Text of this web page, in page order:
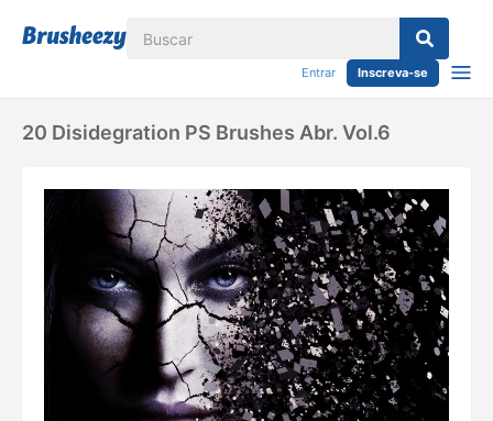
Entrar Inscreva-se
20 Disidegration PS Brushes Abr. Vol.6